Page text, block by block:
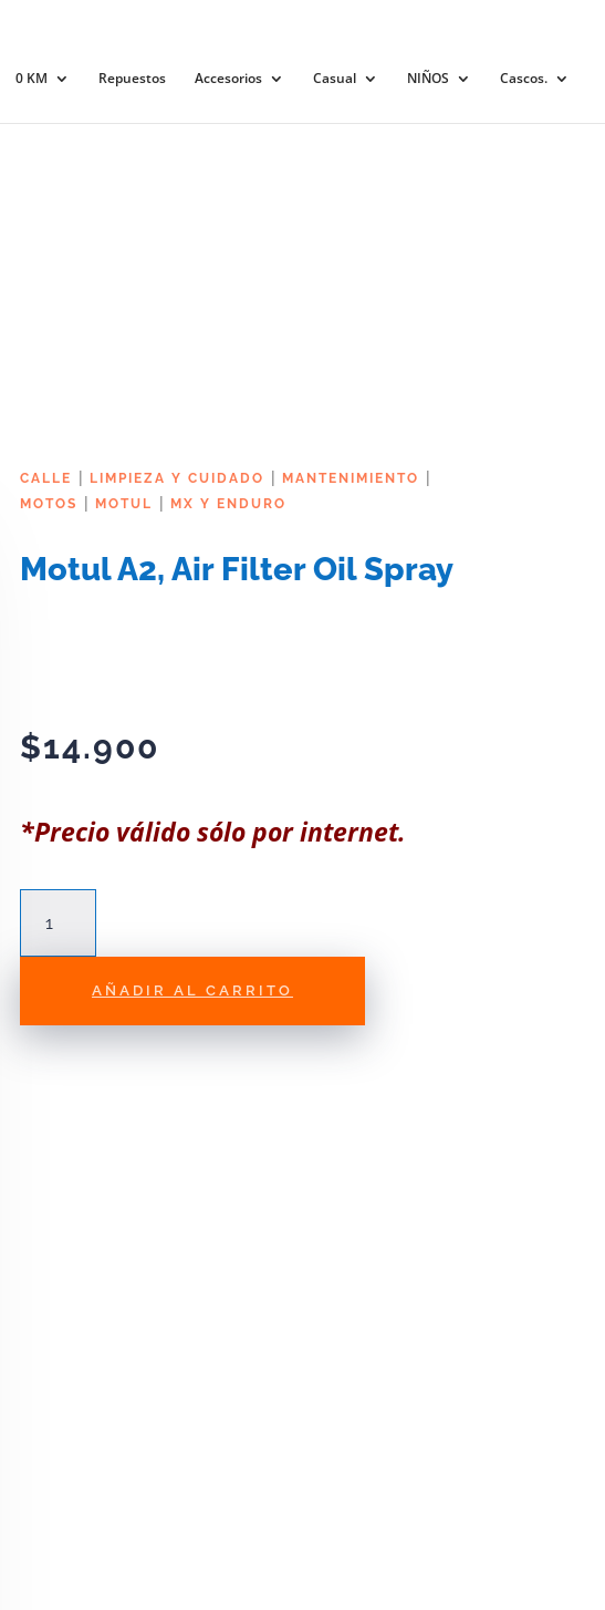
0 KM Repuestos Accesorios Casual NIÑOS Cascos.
CALLE | LIMPIEZA Y CUIDADO | MANTENIMIENTO |
MOTOS | MOTUL | MX Y ENDURO
Motul A2, Air Filter Oil Spray
$14.900
*Precio válido sólo por internet.
Spray
AÑADIR AL CARRITO